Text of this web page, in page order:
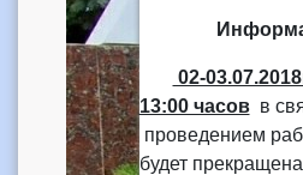
02-
13:00 часовв
проведением
будет